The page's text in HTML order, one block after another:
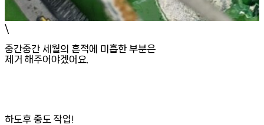
\
중간중간 세월의 흔적에 미흡한 부분은
제거 해주어야겠어요.
하도후 중도 작업!